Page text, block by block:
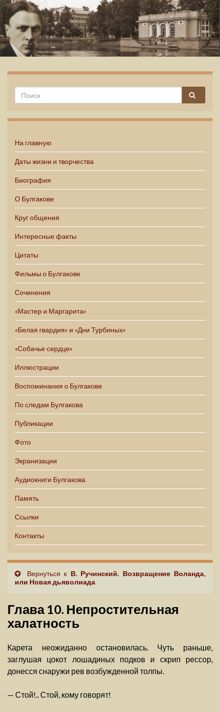
На главную
Даты жизни и творчества
Биография
О Булгакове
Круг общения
Интересные факты
Цитаты
Фильмы о Булгакове
Сочинения
«Мастер и Маргарита»
«Белая гвардия» и «Дни Турбиных»
«Собачье сердце»
Иллюстрации
Воспоминания о Булгакове
По следам Булгакова
Публикации
Фото
Экранизации
Аудиокниги Булгакова
Память
Ссылки
Контакты
Вернуться к В. Ручинский. Возвращение Воланда,
или Новая дьяволиада
Глава 10. Непростительная
халатность
Карета неожиданно остановилась. Чуть раньше,
заглушая цокот лошадиных подков и скрип рессор,
донесся снаружи рев возбужденной толпы.
— Стой!.. Стой, кому говорят!